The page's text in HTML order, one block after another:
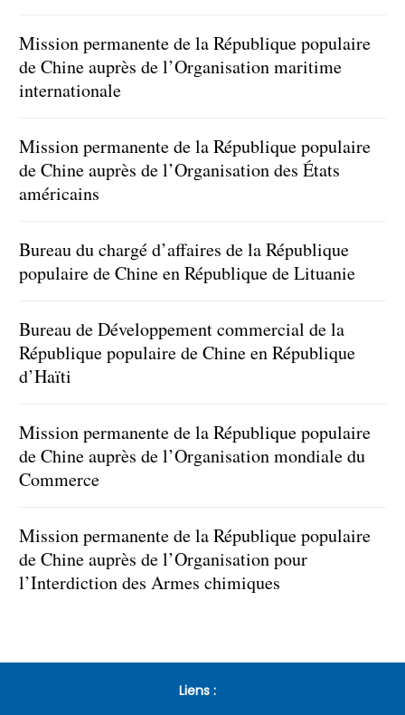
Mission permanente de la République populaire
de Chine auprès de l’Organisation maritime
internationale
Mission permanente de la République populaire
de Chine auprès de l’Organisation des États
américains
Bureau du chargé d’affaires de la République
populaire de Chine en République de Lituanie
Bureau de Développement commercial de la
République populaire de Chine en République
d’Haïti
Mission permanente de la République populaire
de Chine auprès de l’Organisation mondiale du
Commerce
Mission permanente de la République populaire
de Chine auprès de l’Organisation pour
l’Interdiction des Armes chimiques
Liens :